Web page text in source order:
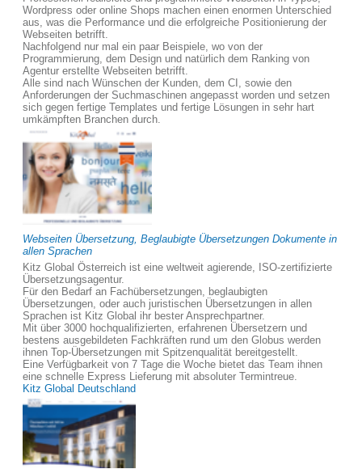
Wordpress oder online Shops machen einen enormen Unterschied
aus, was die Performance und die erfolgreiche Positionierung der
Webseiten betrifft.
Nachfolgend nur mal ein paar Beispiele, wo von der
Programmierung, dem Design und natürlich dem Ranking von
Agentur erstellte Webseiten betrifft.
Alle sind nach Wünschen der Kunden, dem CI, sowie den
Anforderungen der Suchmaschinen angepasst worden und setzen
sich gegen fertige Templates und fertige Lösungen in sehr hart
umkämpften Branchen durch.
Webseiten Übersetzung, Beglaubigte Übersetzungen Dokumente in
allen Sprachen
Kitz Global Österreich ist eine weltweit agierende, ISO-zertifizierte
Übersetzungsagentur.
Für den Bedarf an Fachübersetzungen, beglaubigten
Übersetzungen, oder auch juristischen Übersetzungen in allen
Sprachen ist Kitz Global ihr bester Ansprechpartner.
Mit über 3000 hochqualifizierten, erfahrenen Übersetzern und
bestens ausgebildeten Fachkräften rund um den Globus werden
ihnen Top-Übersetzungen mit Spitzenqualität bereitgestellt.
Eine Verfügbarkeit von 7 Tage die Woche bietet das Team ihnen
eine schnelle Express Lieferung mit absoluter Termintreue.
Kitz Global Deutschland